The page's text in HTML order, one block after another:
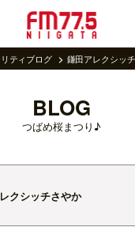
ティブログ 鎌田アレクシッ
BLOG
つばめ桜まつり♪
クシッチさやか